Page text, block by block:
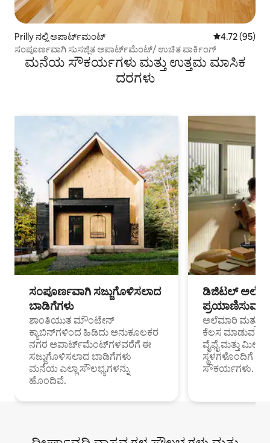
Prilly ನಲ್ಲಿ ಅಪಾರ್ಟ್‌ಮಂಟ್ 5 ರಲ್ಲಿ 4.72
4.72 (95)
ಸಂಪೂರ್ಣವಾಗಿ ಸುಸಜ್ಜಿತ ಅಪಾರ್ಟ್‌ಮೆಂಟ್/ ಉಚಿತ ಪಾರ್ಕಿಂಗ್
ಮನೆಯ ಸೌಕರ್ಯಗಳು ಮತ್ತು ಉತ್ತಮ ಮಾಸಿಕ
ದರಗಳು
ಸಂಪೂರ್ಣವಾಗಿ ಸಜ್ಜುಗೊಳಿಸಲಾದ
ಬಾಡಿಗೆಗಳು
ಶಾಂತಿಯುತ ಮೌಂಟೇನ್
ಕ್ಯಾಬಿನ್‌ಗಳಿಂದ ಹಿಡಿದು ಅನುಕೂಲಕರ
ನಗರ ಅಪಾರ್ಟ್‌ಮೆಂಟ್‌ಗಳವರೆಗೆ ಈ
ಸಜ್ಜುಗೊಳಿಸಲಾದ ಬಾಡಿಗೆಗಳು
ಮನೆಯ ಎಲ್ಲಾ ಸೌಲಭ್ಯಗಳನ್ನು
ಹೊಂದಿವೆ.
ಡಿಜಿಟಲ್
ಪ್ರಯಾಣಿಸುವ
ಅಲೆಮಾರಿ ಮತ್ತು
ಕೆಲಸ ಮಾಡುವ
ವೈಫೈ ಮತ್ತು
ಸ್ಥಳಗಳೊಂದಿಗೆ
ಸೌಕರ್ಯಗಳು.